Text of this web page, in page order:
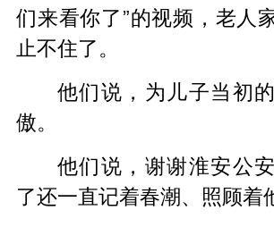
们来看你了”的视频，老人
止不住了。
他们说，为儿子当初
傲。
他们说，谢谢淮安公
了还一直记着春潮、照顾着